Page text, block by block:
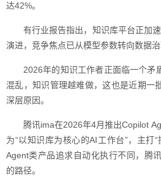
达42%。
有行业报告指出，知识库平台正加
演进，竞争焦点已从模型参数转向数据治
2026年的知识工作者正面临一个矛
混乱，知识管理越难做，这也是近期一
深层原因。
腾讯ima在2026年4月推出Copilot
为“以知识库为核心的AI工作台”，主打
Agent类产品追求自动化执行不同，腾
的路径。